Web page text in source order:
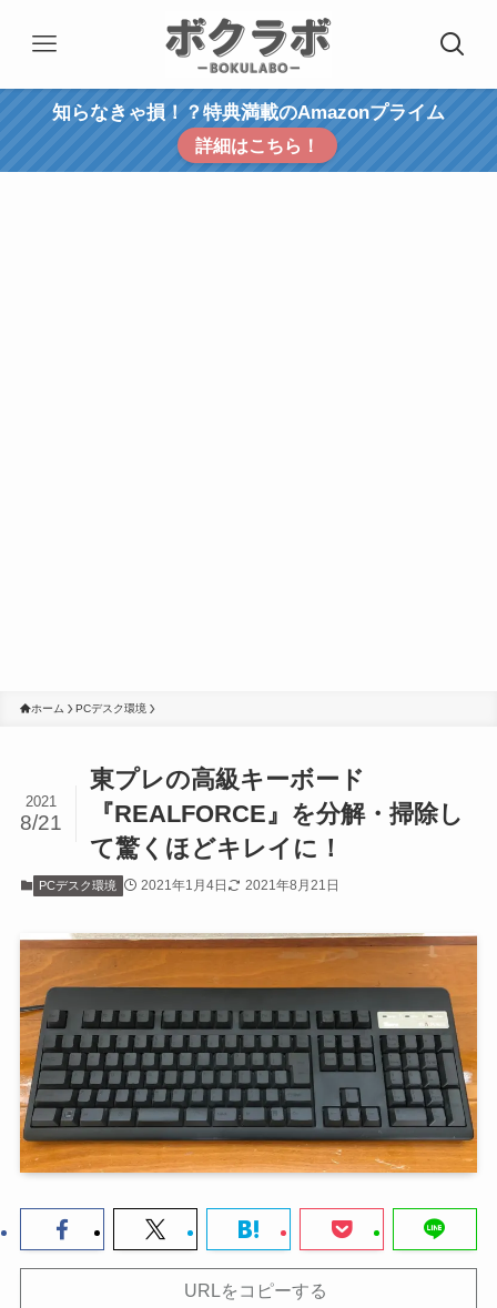
知らなきゃ損！？特典満載のAmazonプライム
詳細はこちら！
ホーム PCデスク環境
東プレの高級キーボード
『REALFORCE』を分解・掃除し
て驚くほどキレイに！
2021
8/21
PCデスク環境 2021年1月4日 2021年8月21日
URLをコピーする